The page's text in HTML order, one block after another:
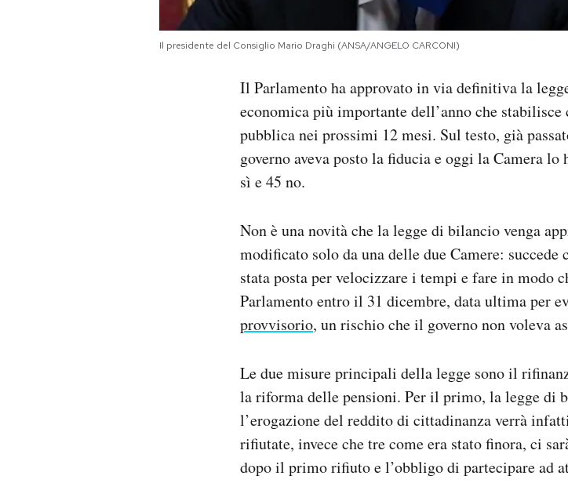
Il presidente del Consiglio Mario Draghi (ANSA/ANGELO CARCONI)
Il Parlamento ha approvato in via definitiva la
economica più importante dell’anno che
pubblica nei prossimi 12 mesi. Sul testo, già
governo aveva posto la fiducia e oggi la Camera
sì e 45 no.
Non è una novità che la legge di bilancio venga
modificato solo da una delle due Camere:
stata posta per velocizzare i tempi e fare in modo
Parlamento entro il 31 dicembre, data ultima per
provvisorio, un rischio che il governo non voleva
Le due misure principali della legge sono il
la riforma delle pensioni. Per il primo, la legge di
l’erogazione del reddito di cittadinanza verrà
rifiutate, invece che tre come era stato finora, ci
dopo il primo rifiuto e l’obbligo di partecipare ad